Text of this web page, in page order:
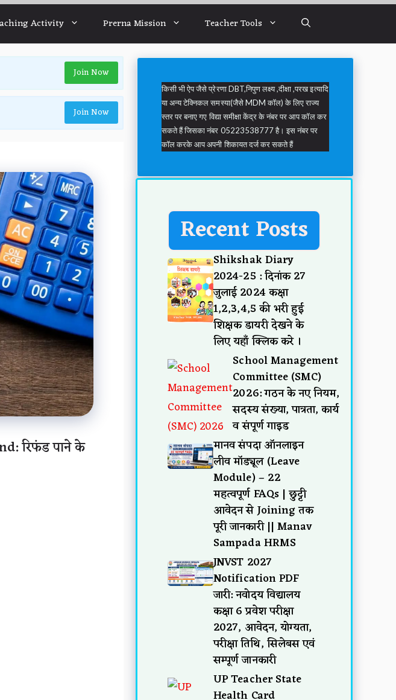
Activity Prerna Mission Teacher Tools
Join Now
Join Now
रिफंड पाने के
किसी भी ऐप जैसे प्रेरणा DBT,निपुण लक्ष्य ,दीक्षा ,परख इत्यादि
या अन्य टेक्निकल समस्या(जैसे MDM कॉल) के लिए राज्य
स्तर पर बनाए गए विद्या समीक्षा केंद्र के नंबर पर आप कॉल कर
सकते हैं जिसका नंबर 05223538777 है। इस नंबर पर
कॉल करके आप अपनी शिकायत दर्ज कर सकते हैं
Recent Posts
Shikshak Diary
2024-25 : दिनांक 27
जुलाई 2024 कक्षा
1,2,3,4,5 की भरी हुई
शिक्षक डायरी देखने के
लिए यहाँ क्लिक करे ।
School Management
Committee (SMC)
2026: गठन के नए नियम,
सदस्य संख्या, पात्रता, कार्य
व संपूर्ण गाइड
मानव संपदा ऑनलाइन
लीव मॉड्यूल (Leave
Module) – 22
महत्वपूर्ण FAQs | छुट्टी
आवेदन से Joining तक
पूरी जानकारी || Manav
Sampada HRMS
JNVST 2027
Notification PDF
जारी: नवोदय विद्यालय
कक्षा 6 प्रवेश परीक्षा
2027, आवेदन, योग्यता,
परीक्षा तिथि, सिलेबस एवं
सम्पूर्ण जानकारी
UP Teacher State
Health Card